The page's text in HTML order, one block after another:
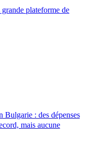
plateforme de
Bulgarie : des dépenses
mais aucune